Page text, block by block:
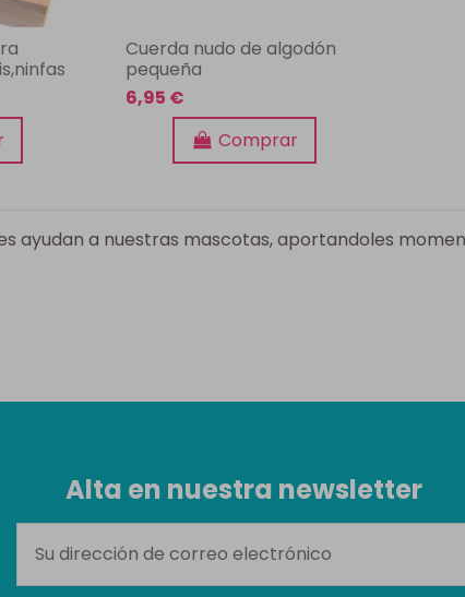
Cuerda nudo de algodón
pequeña
6,95 €
Comprar
ayudan a nuestras mascotas, aportandoles
Alta en nuestra newsletter